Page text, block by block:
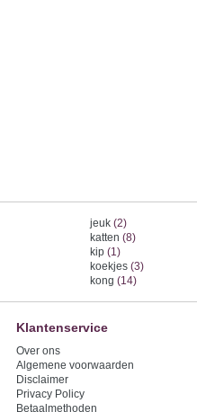
jeuk (2)
katten (8)
kip (1)
koekjes (3)
kong (14)
Klantenservice
Over ons
Algemene voorwaarden
Disclaimer
Privacy Policy
Betaalmethoden